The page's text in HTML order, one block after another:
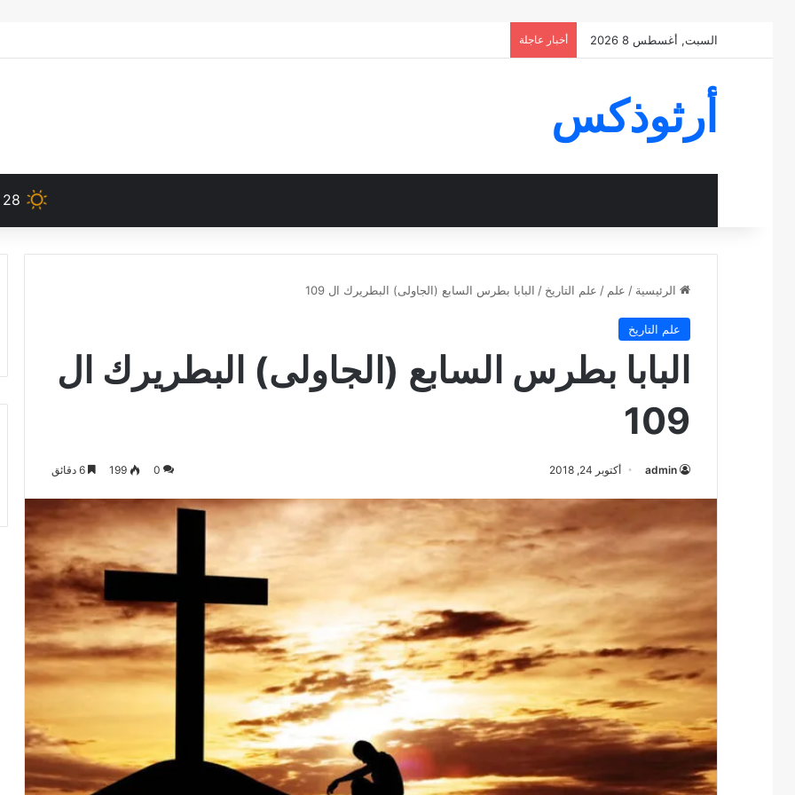
السبت, أغسطس 8 2026 أخبار عاجلة
أرثوذكس
28
الرئيسية / علم / علم التاريخ / البابا بطرس السابع (الجاولى) البطريرك ال 109
علم التاريخ
البابا بطرس السابع (الجاولى) البطريرك ال
109
admin أكتوبر 24, 2018 0
199